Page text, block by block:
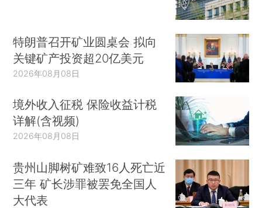
特朗普召开矿业圆桌会 拟向
关键矿产投资超20亿美元
2026年08月08日
境外收入征税 保险收益计税
详解(含视频)
2026年08月08日
贵州山脚树矿难致16人死亡近
三年 矿长涉罪被罢免全国人
大代表